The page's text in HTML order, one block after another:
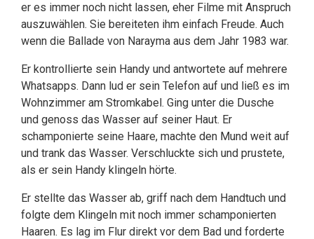
er es immer noch nicht lassen, eher Filme mit Anspruch
auszuwählen. Sie bereiteten ihm einfach Freude. Auch
wenn die Ballade von Narayma aus dem Jahr 1983 war.
Er kontrollierte sein Handy und antwortete auf mehrere
Whatsapps. Dann lud er sein Telefon auf und ließ es im
Wohnzimmer am Stromkabel. Ging unter die Dusche
und genoss das Wasser auf seiner Haut. Er
schamponierte seine Haare, machte den Mund weit auf
und trank das Wasser. Verschluckte sich und prustete,
als er sein Handy klingeln hörte.
Er stellte das Wasser ab, griff nach dem Handtuch und
folgte dem Klingeln mit noch immer schamponierten
Haaren. Es lag im Flur direkt vor dem Bad und forderte